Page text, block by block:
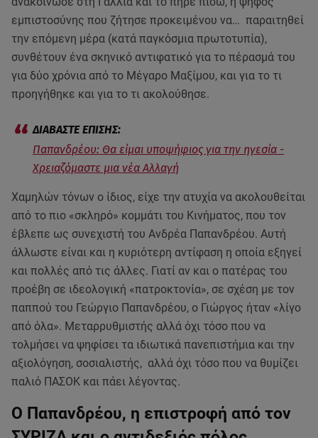
εμπιστοσύνης που ζήτησε προκειμένου να… παραιτηθεί
την επόμενη μέρα (κατά παγκόσμια πρωτοτυπία),
συνθέτουν ένα σκηνικό αντιφατικό για το πέρασμά του
για δύο χρόνια από το Μέγαρο Μαξίμου, και για το τι
προηγήθηκε και για το τι ακολούθησε.
Παπανδρέου: Θα είμαι υποψήφιος για την ηγεσία -
Χρειαζόμαστε μια νέα Αλλαγή
Χαμηλών τόνων ο ίδιος, είχε την ατυχία να ακολουθείται
από το πιο «σκληρό» κομμάτι του Κινήματος, που τον
έβλεπε ως συνεχιστή του Ανδρέα Παπανδρέου. Αυτή
άλλωστε είναι και η κυριότερη αντίφαση η οποία εξηγεί
και πολλές από τις άλλες. Γιατί αν και ο πατέρας του
προέβη σε ιδεολογική «πατροκτονία», σε σχέση με τον
παππού του Γεώργιο Παπανδρέου, ο Γιώργος ήταν «λίγο
από όλα». Μεταρρυθμιστής αλλά όχι τόσο που να
τολμήσει να ψηφίσει τα ιδιωτικά πανεπιστήμια και την
αξιολόγηση, σοσιαλιστής, αλλά όχι τόσο που να θυμίζει
παλιό ΠΑΣΟΚ και πάει λέγοντας.
Ο Παπανδρέου, η επιστροφή από τον